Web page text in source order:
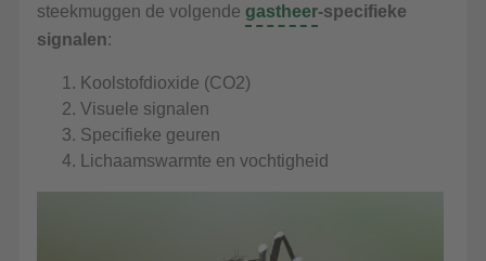
steekmuggen de volgende gastheer-specifieke
signalen:
Koolstofdioxide (CO2)
Visuele signalen
Specifieke geuren
Lichaamswarmte en vochtigheid